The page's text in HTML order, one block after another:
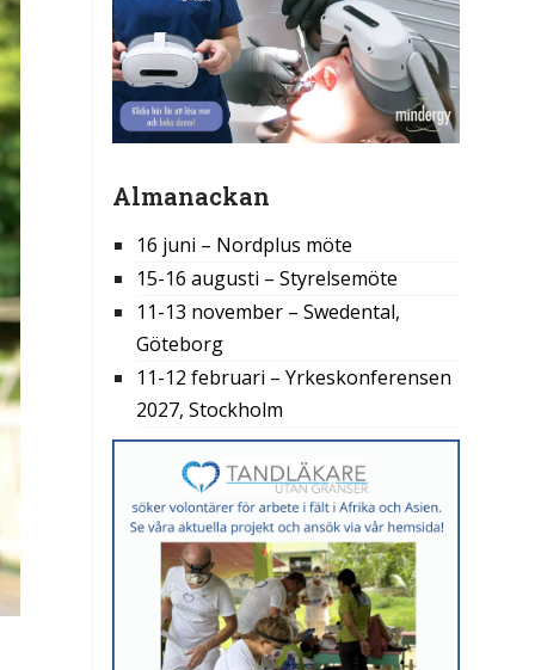
Almanackan
16 juni – Nordplus möte
15-16 augusti – Styrelsemöte
11-13 november – Swedental,
Göteborg
11-12 februari – Yrkeskonferensen
2027, Stockholm